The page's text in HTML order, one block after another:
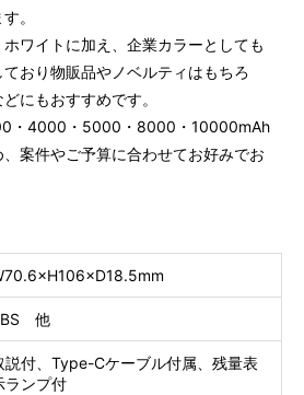
。
ワイトに加え、企業カラーとしても
おり物販品やノベルティはもちろ
にもおすすめです。
・4000・5000・8000・10000mAh
案件やご予算に合わせてお好みでお
他
説付、Type-Cケーブル付属、残量表
ランプ付